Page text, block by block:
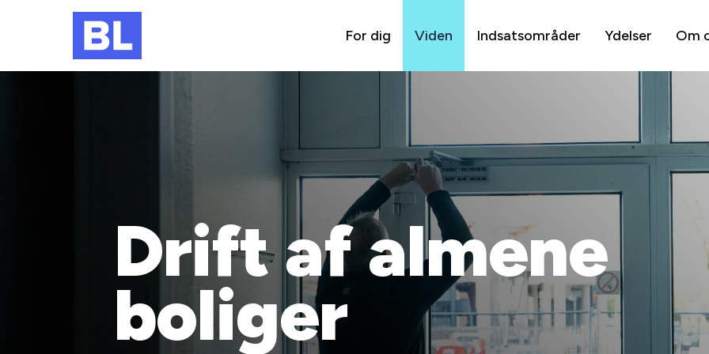
For dig Viden Indsatsområder Ydelser Om
Drift af almene
boliger